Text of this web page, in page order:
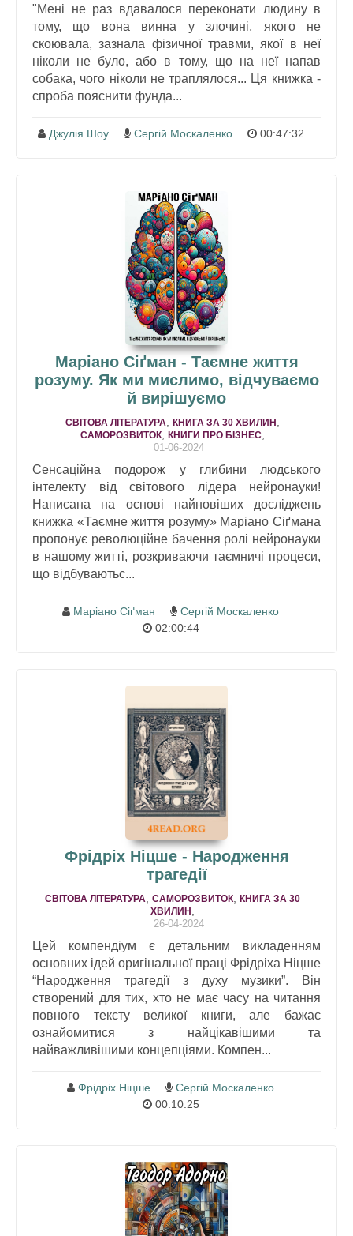
"Мені не раз вдавалося переконати людину в
тому, що вона винна у злочині, якого не
скоювала, зазнала фізичної травми, якої в неї
ніколи не було, або в тому, що на неї напав
собака, чого ніколи не траплялося... Ця книжка -
спроба пояснити фунда...
Джулія Шоу Сергій Москаленко 00:47:32
Маріано Сіґман - Таємне життя
розуму. Як ми мислимо, відчуваємо
й вирішуємо
СВІТОВА ЛІТЕРАТУРА, КНИГА ЗА 30 ХВИЛИН ,
САМОРОЗВИТОК, КНИГИ ПРО БІЗНЕС,
01-06-2024
Сенсаційна подорож у глибини людського
інтелекту від світового лідера нейронауки!
Написана на основі найновіших досліджень
книжка «Таємне життя розуму» Маріано Сіґмана
пропонує революційне бачення ролі нейронауки
в нашому житті, розкриваючи таємничі процеси,
що відбуваютьс...
Маріано Сіґман
Сергій Москаленко
02:00:44
Фрідріх Ніцше - Народження
трагедії
СВІТОВА ЛІТЕРАТУРА, САМОРОЗВИТОК, КНИГА ЗА 30
ХВИЛИН ,
26-04-2024
Цей компендіум є детальним викладенням
основних ідей оригінальної праці Фрідріха Ніцше
“Народження трагедії з духу музики”. Він
створений для тих, хто не має часу на читання
повного тексту великої книги, але бажає
ознайомитися з найцікавішими та
найважливішими концепціями. Компен...
Фрідріх Ніцше
Сергій Москаленко
00:10:25